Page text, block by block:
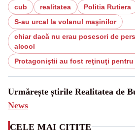
cub realitatea Politia Rutiera
S-au urcal la volanul maşinilor
chiar dacă nu erau posesori de
alcool
Protagoniştii au fost reţinuţi pentru
Urmărește știrile Realitatea de
News
CELE MAI CITITE